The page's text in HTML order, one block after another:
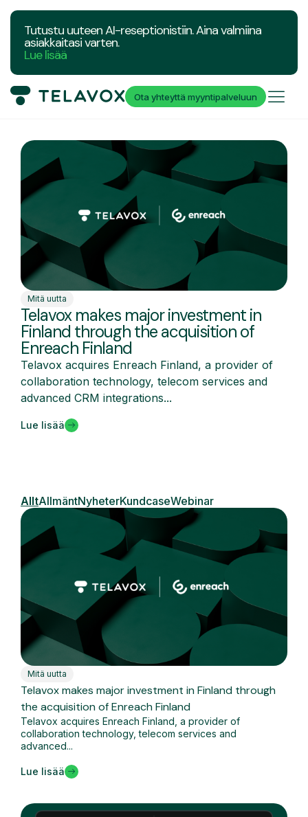
Tutustu uuteen AI-reseptionistiin. Aina valmiina
asiakkaitasi varten.
Lue lisää
Ota yhteyttä myyntipalveluun
Mitä uutta
Telavox makes major investment in
Finland through the acquisition of
Enreach Finland
Telavox acquires Enreach Finland, a provider of
collaboration technology, telecom services and
advanced CRM integrations...
Lue lisää
AlltAllmäntNyheterKundcaseWebinar
Mitä uutta
Telavox makes major investment in Finland through
the acquisition of Enreach Finland
Telavox acquires Enreach Finland, a provider of
collaboration technology, telecom services and
advanced...
Lue lisää